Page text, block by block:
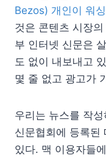
Bezos) 개인이 워
것은 콘텐츠 시장
부 인터넷 신문은
도 없이 내보내고
몇 줄 없고 광고가
우리는 뉴스를 작
신문협회에 등록된
있다. 맥 이용자들